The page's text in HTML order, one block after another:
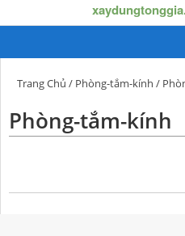
Trang Chủ / Phòng-tắm-kính /
Phòng-tắm-kính